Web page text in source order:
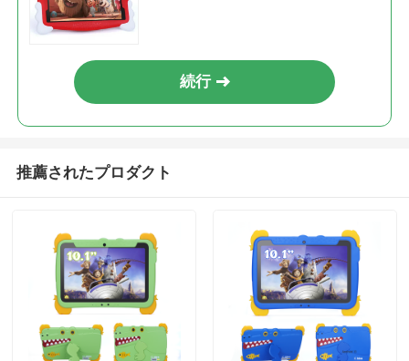
送信
続行
推薦されたプロダクト